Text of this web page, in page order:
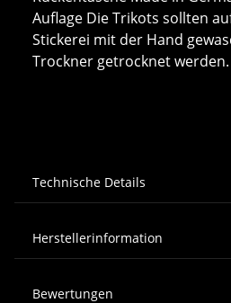
Auflage Die Trikots sollten
Stickerei mit der Hand
Trockner getrocknet werden.
Technische Details
Herstellerinformation
Bewertungen